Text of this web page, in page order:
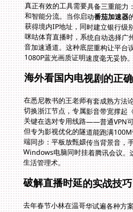
真正有效的工具需要具备三重能力
和智能分流。当你启动番茄加速器获
咪
1080P蓝光画质证明速度毫无妥协。
海外看国内电视剧的正
在悉尼教书的王老师有套成熟方法
切换浙江节点，专属影音带宽撑
关键在选对专用线路——普通VPN
但专为影视优化的隧道能跑满
端同步：平板放甄嬛传当背景音
Windows电脑同时挂着腾讯会议
生活管理术。
破解直播时延的实战技巧
去年春节小林在温哥华试遍各种方
能解决CCTV直播卡顿。当你勾选
包自动跳闸分流：视频流走上海骨
通通道。这就像给国际网络修了
150ms延迟压缩到30ms内。实测